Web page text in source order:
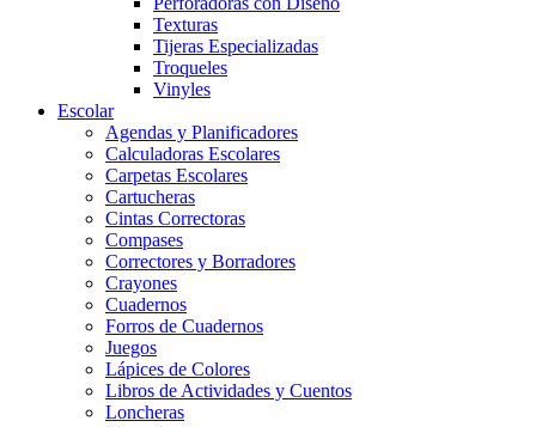
Texturas
Tijeras Especializadas
Troqueles
Vinyles
Escolar
Agendas y Planificadores
Calculadoras Escolares
Carpetas Escolares
Cartucheras
Cintas Correctoras
Compases
Correctores y Borradores
Crayones
Cuadernos
Forros de Cuadernos
Juegos
Lápices de Colores
Libros de Actividades y Cuentos
Loncheras